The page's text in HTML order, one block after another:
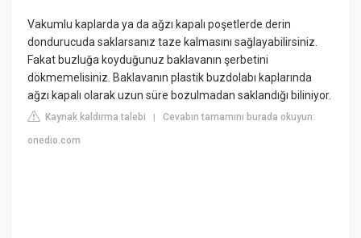
Vakumlu kaplarda ya da ağzı kapalı poşetlerde derin
dondurucuda saklarsanız taze kalmasını sağlayabilirsiniz.
Fakat buzluğa koyduğunuz baklavanın şerbetini
dökmemelisiniz. Baklavanın plastik buzdolabı kaplarında
ağzı kapalı olarak uzun süre bozulmadan saklandığı biliniyor.
Kaynak kaldırma talebi |Cevabın tamamını burada okuyun:
onedio.com